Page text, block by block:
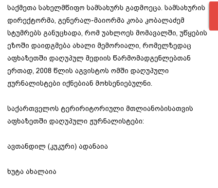
საქმეთა სახელმწიფო სამსახურს გადმოეცა. სამსახურის
დირექტორმა, გენერალ-მაიორმა კობა კობალაძემ
სტუმრებს განუცხადა, რომ უახლოეს მომავალში, უწყების
ეზოში დაიდგმება ახალი მემორიალი, რომელზედაც
აფხაზეთში დაღუპულ მედიის წარმომადგენლებთან
ერთად, 2008 წლის აგვისტოს ომში დაღუპული
ჟურნალისტები იქნებიან მოხსენიებულნი.
საქართველოს ტერირიტორიული მთლიანობისათვის
აფხაზეთში დაღუპული ჟურნალისტები:
ავთანდილ (კუკური) ადანაია
ხუტა ახალაია